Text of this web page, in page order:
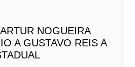
NOGUEIRA
A GUSTAVO REIS A